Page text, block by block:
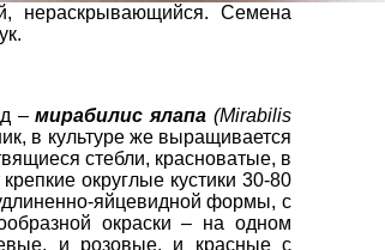
нераскрывающийся. Семена
–мирабилис ялапа (Mirabilis
в культуре же выращивается
стебли, красноватые, в
округлые кустики 30-80
яйцевидной формы, с
окраски – на одном
и розовые, и красные с